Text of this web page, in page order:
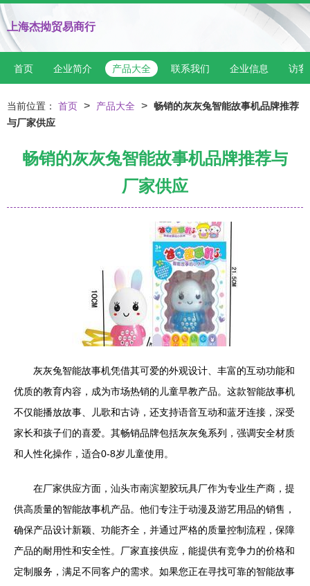
上海杰拗贸易商行
首页 企业简介 产品大全 联系我们 企业信息 访客
当前位置： 首页 > 产品大全 > 畅销的灰灰兔智能故事机品牌推荐
与厂家供应
畅销的灰灰兔智能故事机品牌推荐与
厂家供应
灰灰兔智能故事机凭借其可爱的外观设计、丰富的互动功能和
优质的教育内容，成为市场热销的儿童早教产品。这款智能故事机
不仅能播放故事、儿歌和古诗，还支持语音互动和蓝牙连接，深受
家长和孩子们的喜爱。其畅销品牌包括灰灰兔系列，强调安全材质
和人性化操作，适合0-8岁儿童使用。
在厂家供应方面，汕头市南滨塑胶玩具厂作为专业生产商，提
供高质量的智能故事机产品。他们专注于动漫及游艺用品的销售，
确保产品设计新颖、功能齐全，并通过严格的质量控制流程，保障
产品的耐用性和安全性。厂家直接供应，能提供有竞争力的价格和
定制服务，满足不同客户的需求。如果您正在寻找可靠的智能故事